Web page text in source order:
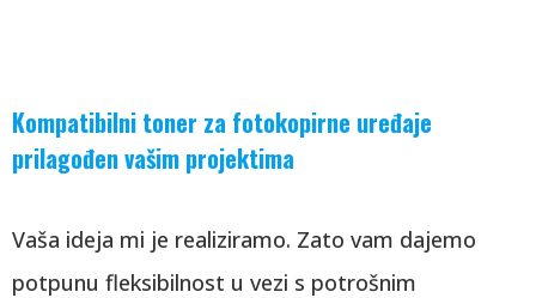
Kompatibilni toner za fotokopirne uređaje
prilagođen vašim projektima
Vaša ideja mi je realiziramo. Zato vam dajemo
potpunu fleksibilnost u vezi s potrošnim